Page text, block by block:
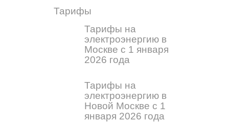
Тарифы
Тарифы на
электроэнергию в
Москве с 1 января
2026 года
Тарифы на
электроэнергию в
Новой Москве с 1
января 2026 года